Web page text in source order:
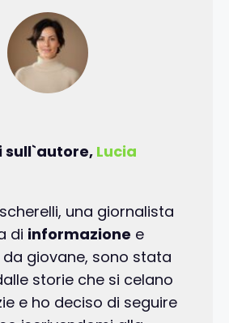
sull`autore, Lucia
una giornalista
di informazione e
da giovane, sono stata
storie che si celano
e ho deciso di seguire